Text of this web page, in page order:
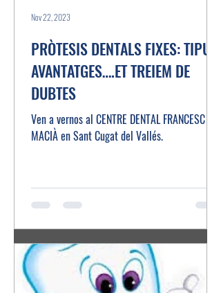
PRÒTESIS DENTALS FIXES: TIPUS,
AVANTATGES….ET TREIEM DE
DUBTES
Ven a vernos al CENTRE DENTAL FRANCESC
MACIÀ en Sant Cugat del Vallés.
Nov 22, 2023